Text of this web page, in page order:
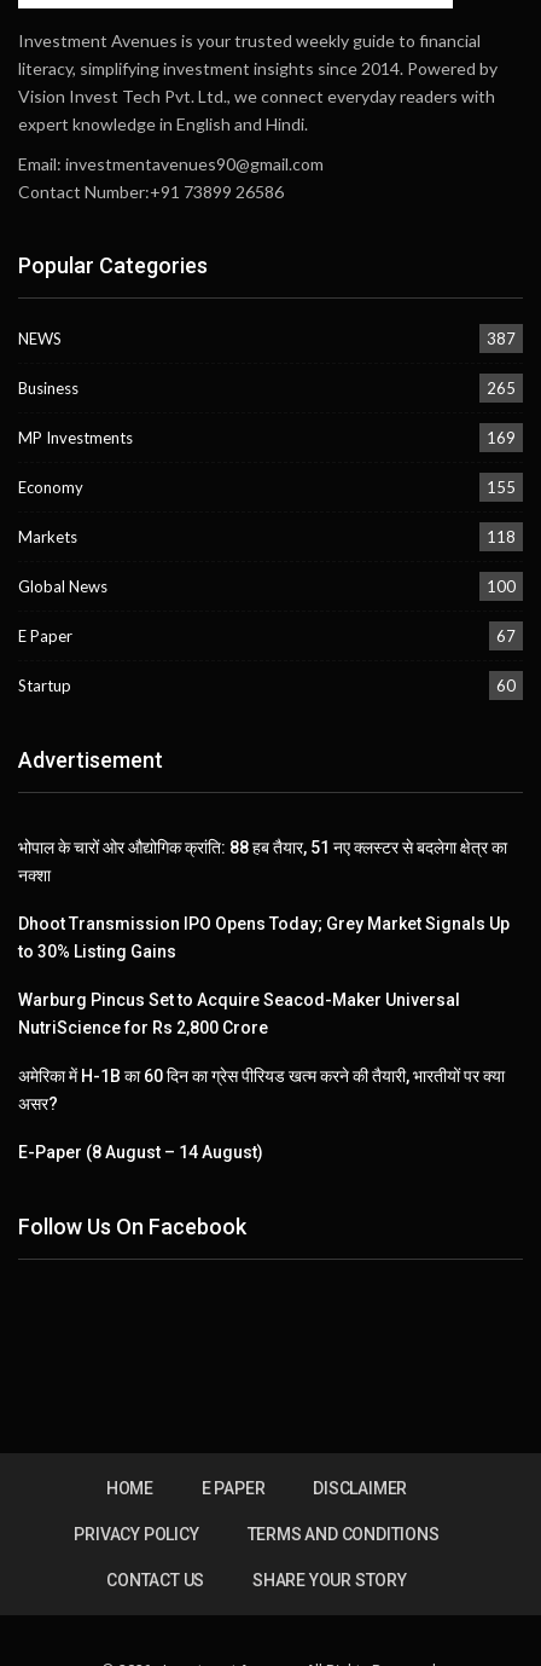
Investment Avenues is your trusted weekly guide to financial
literacy, simplifying investment insights since 2014. Powered by
Vision Invest Tech Pvt. Ltd., we connect everyday readers with
expert knowledge in English and Hindi.
Email: investmentavenues90@gmail.com
Contact Number:+91 73899 26586
Popular Categories
NEWS 387
Business 265
MP Investments 169
Economy 155
Markets 118
Global News 100
E Paper 67
Startup 60
Advertisement
भोपाल के चारों ओर औद्योगिक क्रांति: 88 हब तैयार, 51 नए क्लस्टर से बदलेगा क्षेत्र का
नक्शा
Dhoot Transmission IPO Opens Today; Grey Market Signals Up
to 30% Listing Gains
Warburg Pincus Set to Acquire Seacod-Maker Universal
NutriScience for Rs 2,800 Crore
अमेरिका में H-1B का 60 दिन का ग्रेस पीरियड खत्म करने की तैयारी, भारतीयों पर क्या
असर?
E-Paper (8 August – 14 August)
Follow Us On Facebook
HOME E PAPER DISCLAIMER
PRIVACY POLICY TERMS AND CONDITIONS
CONTACT US SHARE YOUR STORY